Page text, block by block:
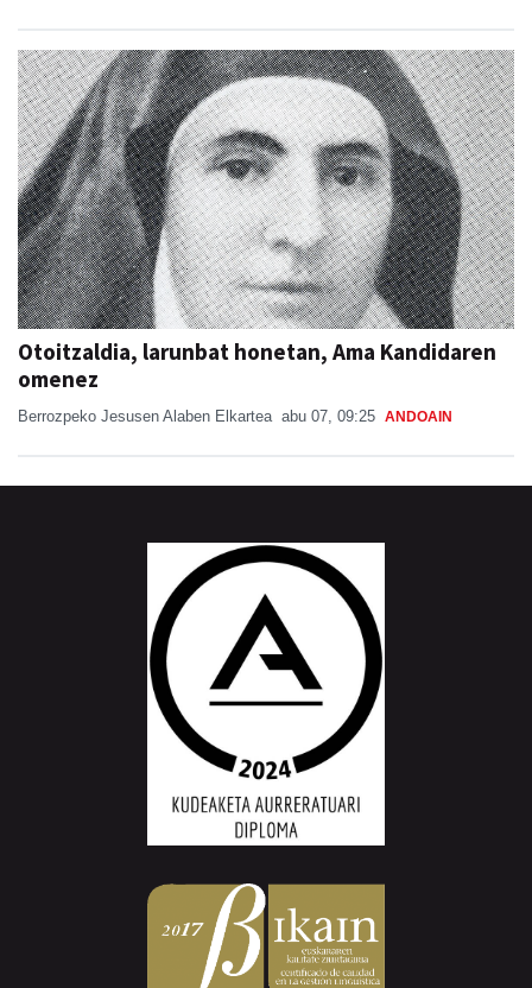
Otoitzaldia, larunbat honetan, Ama Kandidaren
omenez
Berrozpeko Jesusen Alaben Elkartea abu 07, 09:25 ANDOAIN